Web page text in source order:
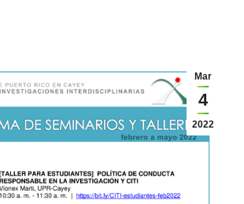
Mar
4
2022